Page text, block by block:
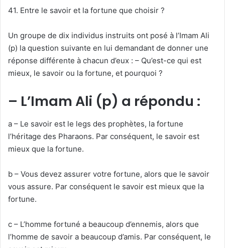
41. Entre le savoir et la fortune que choisir ?
Un groupe de dix individus instruits ont posé à l’Imam Ali
(p) la question suivante en lui demandant de donner une
réponse différente à chacun d’eux : – Qu’est-ce qui est
mieux, le savoir ou la fortune, et pourquoi ?
– L’Imam Ali (p) a répondu :
a – Le savoir est le legs des prophètes, la fortune
l’héritage des Pharaons. Par conséquent, le savoir est
mieux que la fortune.
b – Vous devez assurer votre fortune, alors que le savoir
vous assure. Par conséquent le savoir est mieux que la
fortune.
c – L’homme fortuné a beaucoup d’ennemis, alors que
l’homme de savoir a beaucoup d’amis. Par conséquent, le